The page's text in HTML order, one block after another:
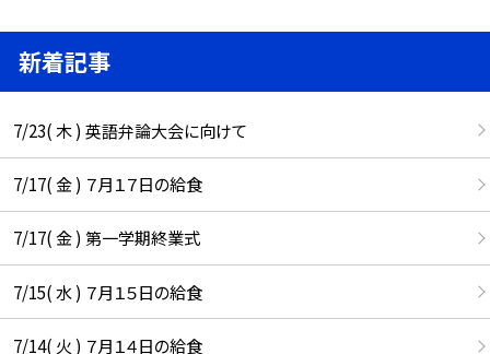
新着記事
7/23( 木 ) 英語弁論大会に向けて
7/17( 金 ) ７月１７日の給食
7/17( 金 ) 第一学期終業式
7/15( 水 ) ７月１５日の給食
7/14( 火 ) ７月１４日の給食